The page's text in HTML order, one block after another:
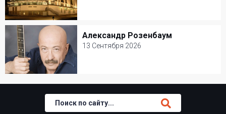
12 Сентября 2026
Мастерская Петра Фоменко
Творческий вечер
Александр Розенбаум
13 Сентября 2026
Александр Розенбаум
13 Сентября 2026
Шансон